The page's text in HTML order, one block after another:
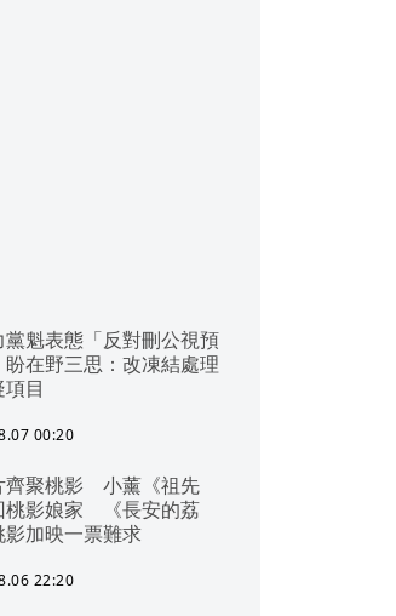
黨魁表態「反對刪公視預
在野三思：改凍結處理
目
00:20
齊聚桃影 小薰《祖先
桃影娘家 《長安的荔
影加映一票難求
22:20